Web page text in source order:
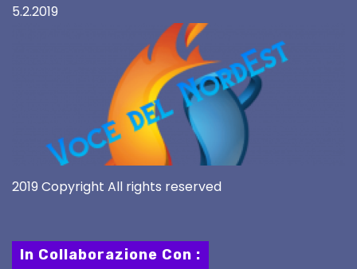
5.2.2019
2019 Copyright All rights reserved
In Collaborazione Con :